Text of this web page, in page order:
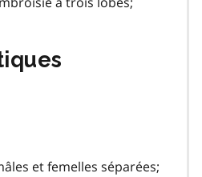
et femelles séparées;